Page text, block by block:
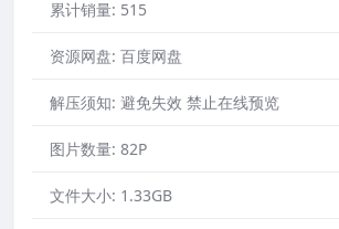
累计销量: 515
资源网盘: 百度网盘
解压须知: 避免失效 禁止在线预览
图片数量: 82P
文件大小: 1.33GB